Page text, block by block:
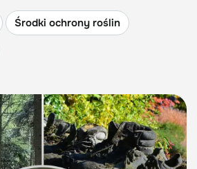
Środki ochrony roślin